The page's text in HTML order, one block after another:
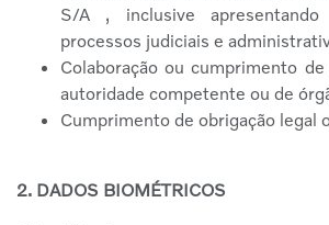
S/A , inclusive apresentando
processos judiciais e
Colaboração ou cumprimento
autoridade competente ou de
Cumprimento de obrigação legal
2. DADOS BIOMÉTRICOS